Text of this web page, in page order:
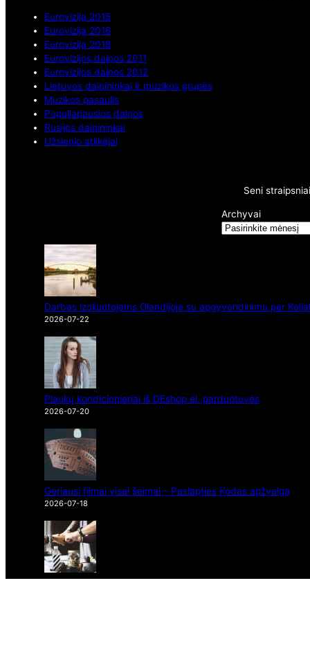
Eurovizija 2015
Eurovizija 2016
Eurovizija 2018
Eurovizijos dainos 2011
Eurovizijos dainos 2012
Lietuvos dainininkai ir muzikos grupės
Muzikos pasaulis
Populiariausios dainos
Rusijos dainininkai
Užsienio atlikėjai
Seni straipsniai
Archyvai
Darbas izoliuotojams Olandijoje su apgyvendinimu per
2026-07-22
Plaukų kondicionieriai iš DEshop el. parduotuvės
2026-07-20
Geriausi filmai visai šeimai – Paslapties Kodas apžvalga
2026-07-18